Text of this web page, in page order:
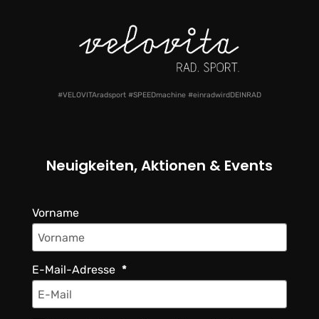
#VELOVITAradsport #SPEEDmachine #einradwirdDEINRAD
Neuigkeiten, Aktionen & Events
Vorname
E-Mail-Adresse